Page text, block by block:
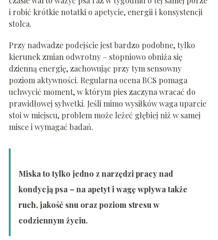
i robić krótkie notatki o apetycie, energii i konsystencji
stolca.
Przy nadwadze podejście jest bardzo podobne, tylko
kierunek zmian odwrotny – stopniowo obniża się
dzienną energię, zachowując przy tym sensowny
poziom aktywności. Regularna ocena BCS pomaga
uchwycić moment, w którym pies zaczyna wracać do
prawidłowej sylwetki. Jeśli mimo wysiłków waga uparcie
stoi w miejscu, problem może leżeć głębiej niż w samej
misce i wymagać badań.
Miska to tylko jedno z narzędzi pracy nad
kondycją psa – na apetyt i wagę wpływa także
ruch, jakość snu oraz poziom stresu w
codziennym życiu.